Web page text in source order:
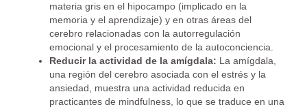
materia gris en el hipocampo (implicado en la
memoria y el aprendizaje) y en otras áreas del
cerebro relacionadas con la autorregulación
emocional y el procesamiento de la autoconciencia.
Reducir la actividad de la amígdala: La amígdala,
una región del cerebro asociada con el estrés y la
ansiedad, muestra una actividad reducida en
practicantes de mindfulness, lo que se traduce en una